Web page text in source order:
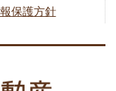
保護方針